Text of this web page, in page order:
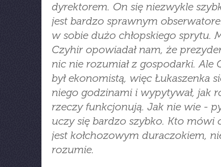
dyrektorem. On się niezwykle
jest bardzo sprawnym
w sobie dużo chłopskiego sprytu.
Czyhir opowiadał nam, że
nic nie rozumiał z gospodarki. Ale
był ekonomistą, więc Łukaszenka
niego godzinami i wypytywał, jak
rzeczy funkcjonują. Jak nie wie -
uczy się bardzo szybko. Kto mówi
jest kołchozowym duraczokiem,
rozumie.